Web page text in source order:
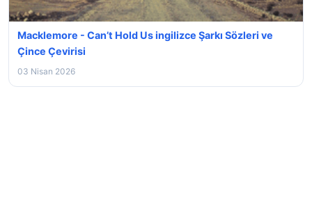
Macklemore - Can’t Hold Us ingilizce Şarkı Sözleri ve
Çince Çevirisi
03 Nisan 2026